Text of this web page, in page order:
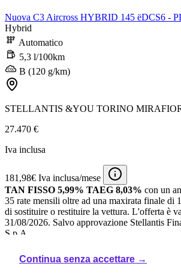
Nuova C3 Aircross HYBRID 145 ëDCS6 -
Hybrid
Automatico
5,3 l/100km
B (120 g/km)
STELLANTIS &YOU TORINO
27.470 €
Iva inclusa
181,98€ Iva inclusa/mese
TAN FISSO 5,99% TAEG 8,03% con un
35 rate mensili oltre ad una maxirata finale di
di sostituire o restituire la vettura. L'offerta è
31/08/2026. Salvo approvazione Stellantis
S.p.A.
Continua senza accettare →